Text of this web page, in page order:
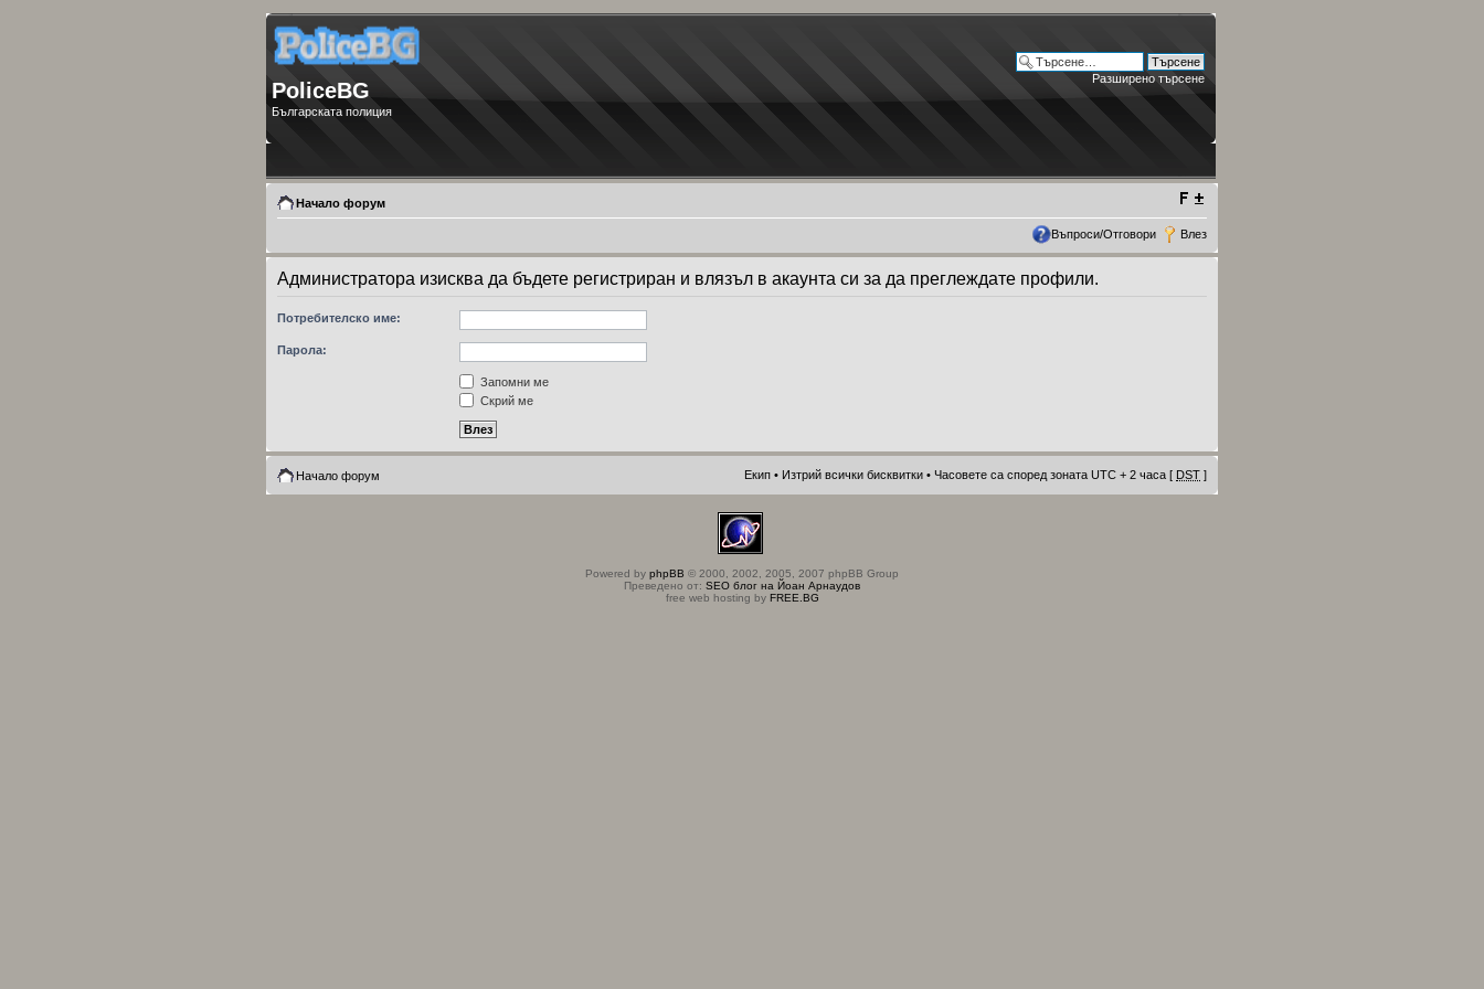
PoliceBG
Българската полиция
Разширено търсене
Начало форум
Въпроси/Отговори Влез
Администратора изисква да бъдете регистриран и влязъл в акаунта си за да преглеждате профили.
Потребителско име:
Парола:
Запомни ме
Скрий ме
Начало форум Екип • Изтрий всички бисквитки • Часовете са според зоната UTC + 2 часа [ DST ]
Powered by phpBB © 2000, 2002, 2005, 2007 phpBB Group
Преведено от: SEO блог на Йоан Арнаудов
free web hosting by FREE.BG